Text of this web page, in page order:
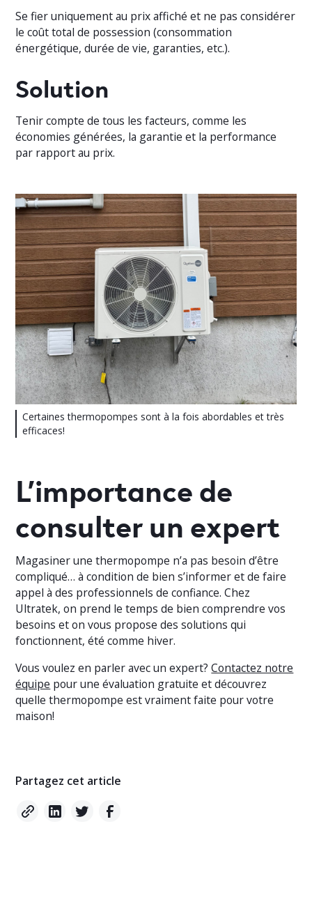
Se fier uniquement au prix affiché et ne pas considérer
le coût total de possession (consommation
énergétique, durée de vie, garanties, etc.).
Solution
Tenir compte de tous les facteurs, comme les
économies générées, la garantie et la performance
par rapport au prix.
Certaines thermopompes sont à la fois abordables et très
efficaces!
L’importance de
consulter un expert
Magasiner une thermopompe n’a pas besoin d’être
compliqué… à condition de bien s’informer et de faire
appel à des professionnels de confiance. Chez
Ultratek, on prend le temps de bien comprendre vos
besoins et on vous propose des solutions qui
fonctionnent, été comme hiver.
Vous voulez en parler avec un expert?Contactez notre
équipe pour une évaluation gratuite et découvrez
quelle thermopompe est vraiment faite pour votre
maison!
Partagez cet article